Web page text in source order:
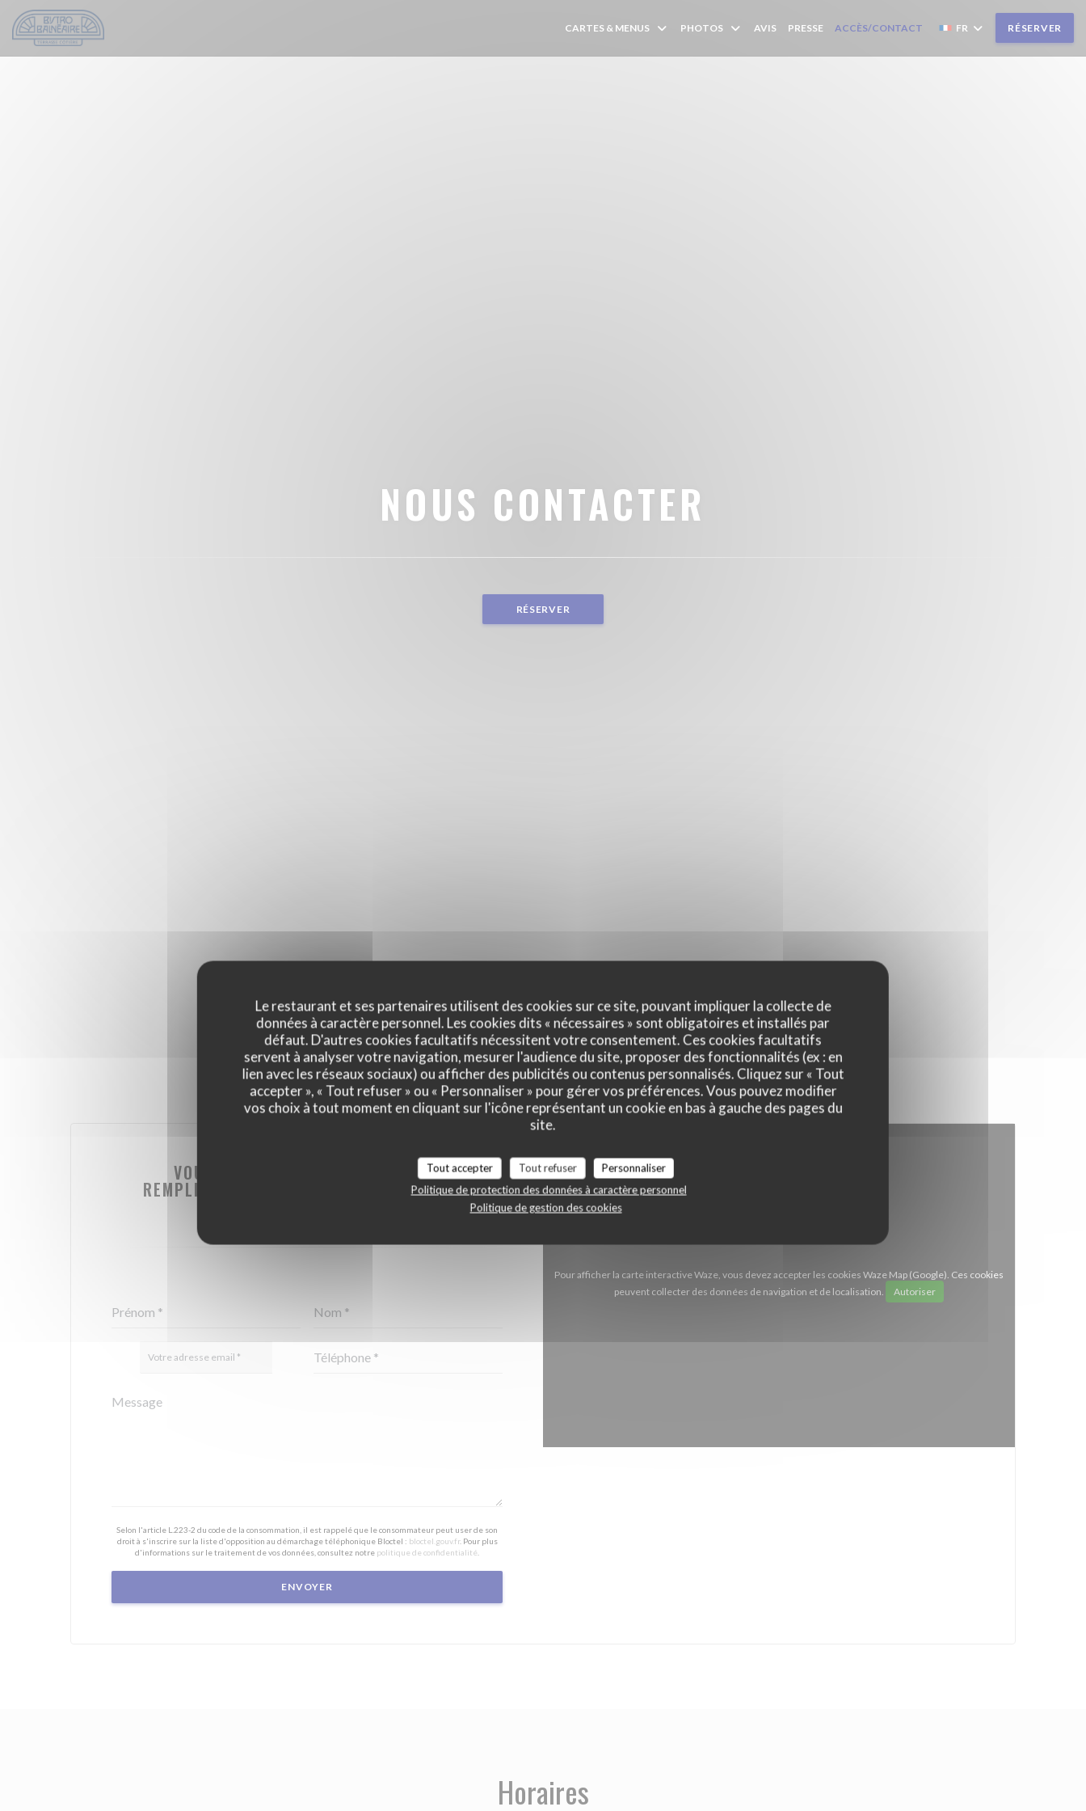
Personnalisation de vos choix en matière de cookies
Le restaurant et ses partenaires utilisent des cookies sur ce site, pouvant impliquer la collecte de
données à caractère personnel. Les cookies dits « nécessaires » sont obligatoires et installés par
défaut. D'autres cookies facultatifs nécessitent votre consentement. Ces cookies facultatifs
servent à analyser votre navigation, mesurer l'audience du site, proposer des fonctionnalités (ex : en
lien avec les réseaux sociaux) ou afficher des publicités ou contenus personnalisés. Cliquez sur « Tout
accepter », « Tout refuser » ou « Personnaliser » pour gérer vos préférences. Vous pouvez modifier
vos choix à tout moment en cliquant sur l'icône représentant un cookie en bas à gauche des pages du
site.
Tout accepter Tout refuser
Personnaliser
Politique de protection des données à caractère personnel
Politique de gestion des cookies
CARTES & MENUS PHOTOS AVIS PRESSE ACCÈS/CONTACT FR RÉSERVER
NOUS CONTACTER
RÉSERVER
VOUS DÉSIREZ NOUS CONTACTER ?
REMPLISSEZ LE FORMULAIRE CI-DESSOUS !
Selon l'article L.223-2 du code de la consommation, il est rappelé que le consommateur peut user de son
droit à s'inscrire sur la liste d'opposition au démarchage téléphonique Bloctel : bloctel.gouv.fr. Pour plus
d'informations sur le traitement de vos données, consultez notre politique de confidentialité
Pour afficher la carte interactive Waze, vous devez accepter les cookies Waze Map (Google). Ces cookies
peuvent collecter des données de navigation et de localisation.
Autoriser
Horaires